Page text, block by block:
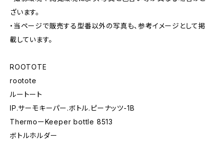
ざいます。
・当ページで販売する型番以外の写真も、参考イメージとして掲
載しています。
ROOTOTE
rootote
ルートート
IP.サーモキーパー.ボトル.ピーナッツ-1B
ThermoーKeeper bottle 8513
ボトルホルダー